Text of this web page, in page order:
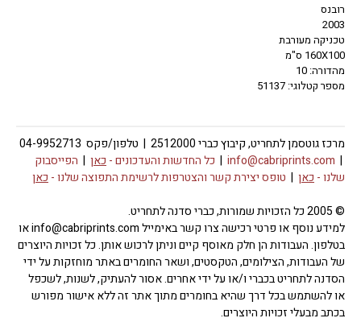
רובנס
2003
טכניקה מעורבת
160X100 ס"מ
מהדורה: 10
מספר קטלוגי: 51137
מרכז גוטסמן לתחריט, קיבוץ כברי 2512000 | טלפון/פקס 04-9952713
|
info@cabriprints.com
| כל החדשות והעדכונים - כאן | הפייסבוק
שלנו - כאן | טופס יצירת קשר והצטרפות לרשימת התפוצה שלנו - כאן
© 2005 כל הזכויות שמורות, כברי סדנה לתחריט.
למידע נוסף או פרטי רכישה צרו קשר באימייל info@cabriprints.com או
בטלפון. העבודות הן חלק מאוסף קיים וניתן לרכוש אותן. כל זכויות היוצרים
של העבודות, הצילומים, הטקסטים, ושאר החומרים באתר מוחזקות על ידי
הסדנה לתחריט בכברי ו/או על ידי אחרים. אסור להעתיק, לשנות, לשכפל
או להשתמש בכל דרך שהיא בחומרים מתוך אתר זה ללא אישור מפורש
בכתב מבעלי זכויות היוצרים.